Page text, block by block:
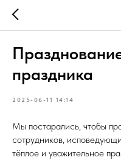
праздника
2025-06-11 14:14
Мы постарались, чтобы
сотрудников,
тёплое и уважительное